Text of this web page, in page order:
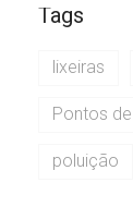
Tags
lixeiras
Pontos
poluição